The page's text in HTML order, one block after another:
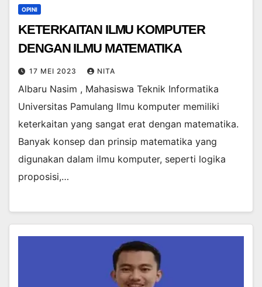
OPINI
KETERKAITAN ILMU KOMPUTER
DENGAN ILMU MATEMATIKA
17 MEI 2023 NITA
Albaru Nasim , Mahasiswa Teknik Informatika
Universitas Pamulang Ilmu komputer memiliki
keterkaitan yang sangat erat dengan matematika.
Banyak konsep dan prinsip matematika yang
digunakan dalam ilmu komputer, seperti logika
proposisi,…